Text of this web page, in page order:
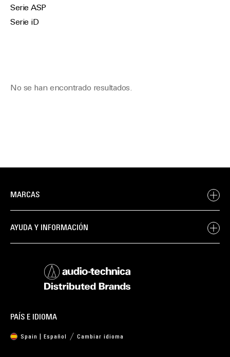
Serie ASP
Serie iD
No se han encontrado resultados.
MARCAS
AYUDA Y INFORMACIÓN
PAÍS E IDIOMA
Spain | Español Cambiar idioma